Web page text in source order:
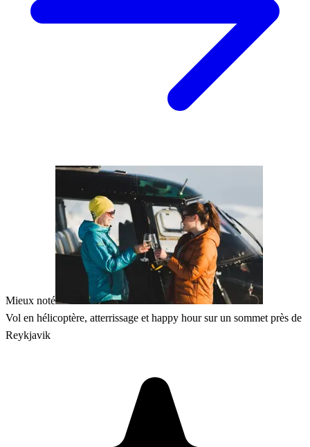
Mieux noté
Vol en hélicoptère, atterrissage et happy hour sur un sommet près de
Reykjavik